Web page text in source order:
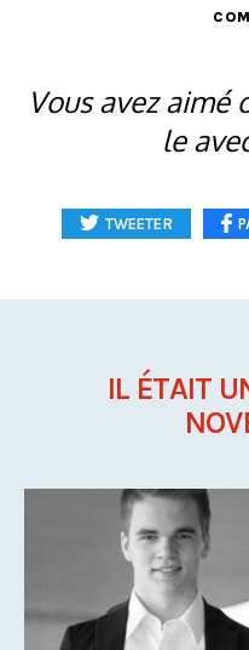
Vous avez aimé
le
TWEETER
IL ÉTAIT